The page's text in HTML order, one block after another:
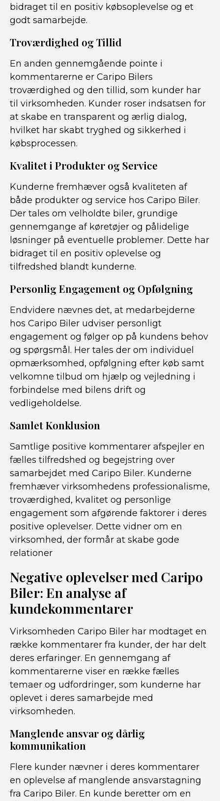
bidraget til en positiv købsoplevelse og et
godt samarbejde.
Troværdighed og Tillid
En anden gennemgående pointe i
kommentarerne er Caripo Bilers
troværdighed og den tillid, som kunder har
til virksomheden. Kunder roser indsatsen for
at skabe en transparent og ærlig dialog,
hvilket har skabt tryghed og sikkerhed i
købsprocessen.
Kvalitet i Produkter og Service
Kunderne fremhæver også kvaliteten af
både produkter og service hos Caripo Biler.
Der tales om velholdte biler, grundige
gennemgange af køretøjer og pålidelige
løsninger på eventuelle problemer. Dette har
bidraget til en positiv oplevelse og
tilfredshed blandt kunderne.
Personlig Engagement og Opfølgning
Endvidere nævnes det, at medarbejderne
hos Caripo Biler udviser personligt
engagement og følger op på kundens behov
og spørgsmål. Her tales der om individuel
opmærksomhed, opfølgning efter køb samt
velkomne tilbud om hjælp og vejledning i
forbindelse med bilens drift og
vedligeholdelse.
Samlet Konklusion
Samtlige positive kommentarer afspejler en
fælles tilfredshed og begejstring over
samarbejdet med Caripo Biler. Kunderne
fremhæver virksomhedens professionalisme,
troværdighed, kvalitet og personlige
engagement som afgørende faktorer i deres
positive oplevelser. Dette vidner om en
virksomhed, der formår at skabe gode
relationer
Negative oplevelser med Caripo
Biler: En analyse af
kundekommentarer
Virksomheden Caripo Biler har modtaget en
række kommentarer fra kunder, der har delt
deres erfaringer. En gennemgang af
kommentarerne viser en række fælles
temaer og udfordringer, som kunderne har
oplevet i deres samarbejde med
virksomheden.
Manglende ansvar og dårlig
kommunikation
Flere kunder nævner i deres kommentarer
en oplevelse af manglende ansvarstagning
fra Caripo Biler. En kunde beretter om en